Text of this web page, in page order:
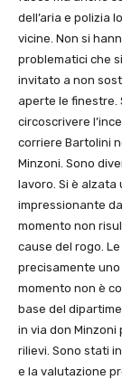
dell’aria e polizia
vicine. Non si
problematici che
invitato a non
aperte le finestre.
circoscrivere
corriere Bartolini
Minzoni. Sono
lavoro. Si è alzata
impressionante
momento non
cause del rogo.
precisamente
momento non è
base del
in via don
rilievi. Sono stati
e la valutazione